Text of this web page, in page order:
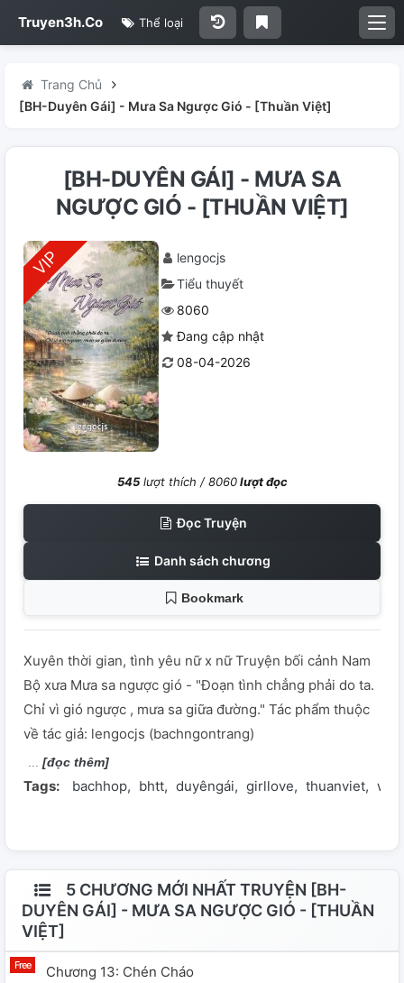
Truyen3h.Co Thể loại
Trang Chủ
[BH-Duyên Gái] - Mưa Sa Ngược Gió - [Thuần Việt]
[BH-DUYÊN GÁI] - MƯA SA
NGƯỢC GIÓ - [THUẦN VIỆT]
lengocjs
Tiểu thuyết
8060
Đang cập nhật
08-04-2026
545lượt thích /8060lượt đọc
Đọc Truyện
Danh sách chương
Bookmark
Xuyên thời gian, tình yêu nữ x nữ Truyện bối cảnh Nam
Bộ xưa Mưa sa ngược gió - "Đoạn tình chẳng phải do ta.
Chỉ vì gió ngược , mưa sa giữa đường." Tác phẩm thuộc
về tác giả: lengocjs (bachngontrang)
[đọc thêm]
Tags: bachhop bhtt duyêngái girllove thuanviet wlw
5 CHƯƠNG MỚI NHẤT TRUYỆN [BH-
DUYÊN GÁI] - MƯA SA NGƯỢC GIÓ - [THUẦN
VIỆT]
Chương 13: Chén Cháo